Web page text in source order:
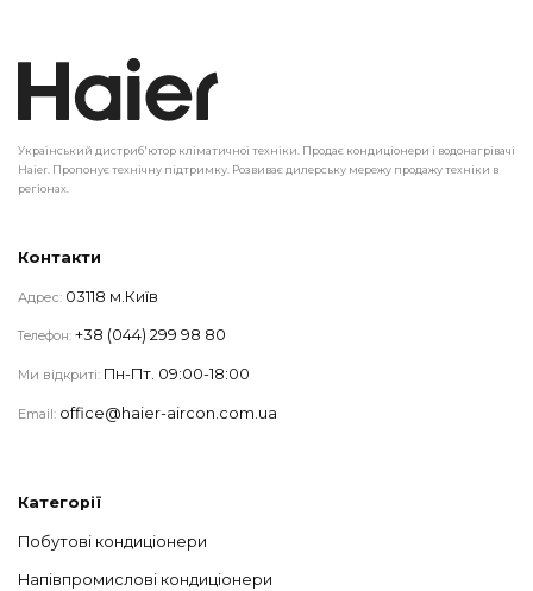
Український дистриб'ютор кліматичної техніки. Продає кондиціонери і водонагрівачі
Haier. Пропонує технічну підтримку. Розвиває дилерську мережу продажу техніки в
регіонах.
Категорії
Побутові кондиціонери
Напівпромислові кондиціонери
Контакти
Адрес: 03118 м.Київ
Телефон: +38 (044) 299 98 80
Ми відкриті: Пн-Пт. 09:00-18:00
Email: office@haier-aircon.com.ua